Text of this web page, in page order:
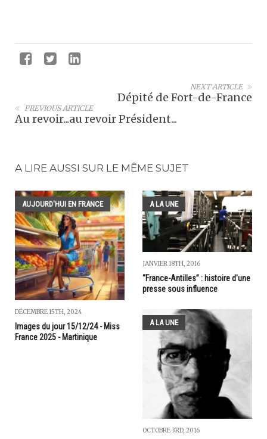
NEXT ARTICLE
Dépité de Fort-de-France
PREVIOUS ARTICLE
Au revoir...au revoir Président...
A LIRE AUSSI SUR LE MÊME SUJET
AUJOURD'HUI EN FRANCE
DÉCEMBRE 15TH, 2024
Images du jour 15/12/24 - Miss
France 2025 - Martinique
A LA UNE
JANVIER 18TH, 2016
“France-Antilles” : histoire d'une
presse sous influence
A LA UNE
OCTOBRE 3RD, 2016